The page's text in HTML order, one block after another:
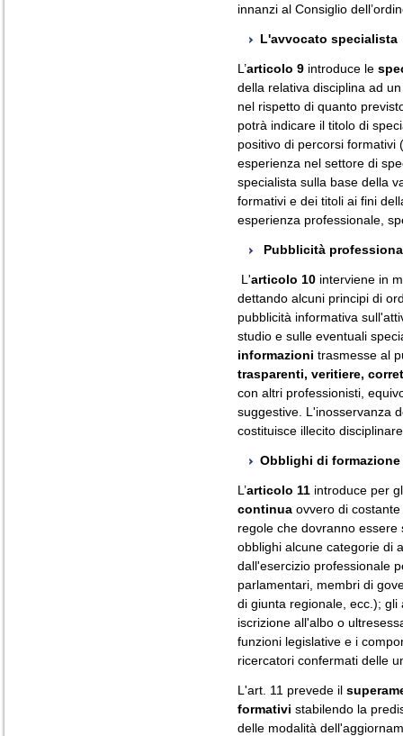
innanzi al Consiglio
L'avvocato specialista
L’articolo 9 introduce le
della relativa disciplina ad
nel rispetto di quanto
potrà indicare il titolo di
positivo di percorsi formativi
esperienza nel settore di
specialista sulla base della
formativi e dei titoli ai fini
esperienza professionale,
Pubblicità
L'articolo 10 interviene in
dettando alcuni principi di
pubblicità informativa
studio e sulle eventuali
informazioni trasmesse al
trasparenti, veritiere,
con altri professionisti,
suggestive. L'inosservanza
costituisce illecito
Obblighi di formazione
L’articolo 11 introduce per
continua ovvero di
regole che dovranno essere
obblighi alcune categorie di
dall'esercizio professionale
parlamentari, membri di
di giunta regionale, ecc.);
iscrizione all'albo o
funzioni legislative e i
ricercatori confermati delle
L'art. 11 prevede il
formativi stabilendo la
delle modalità